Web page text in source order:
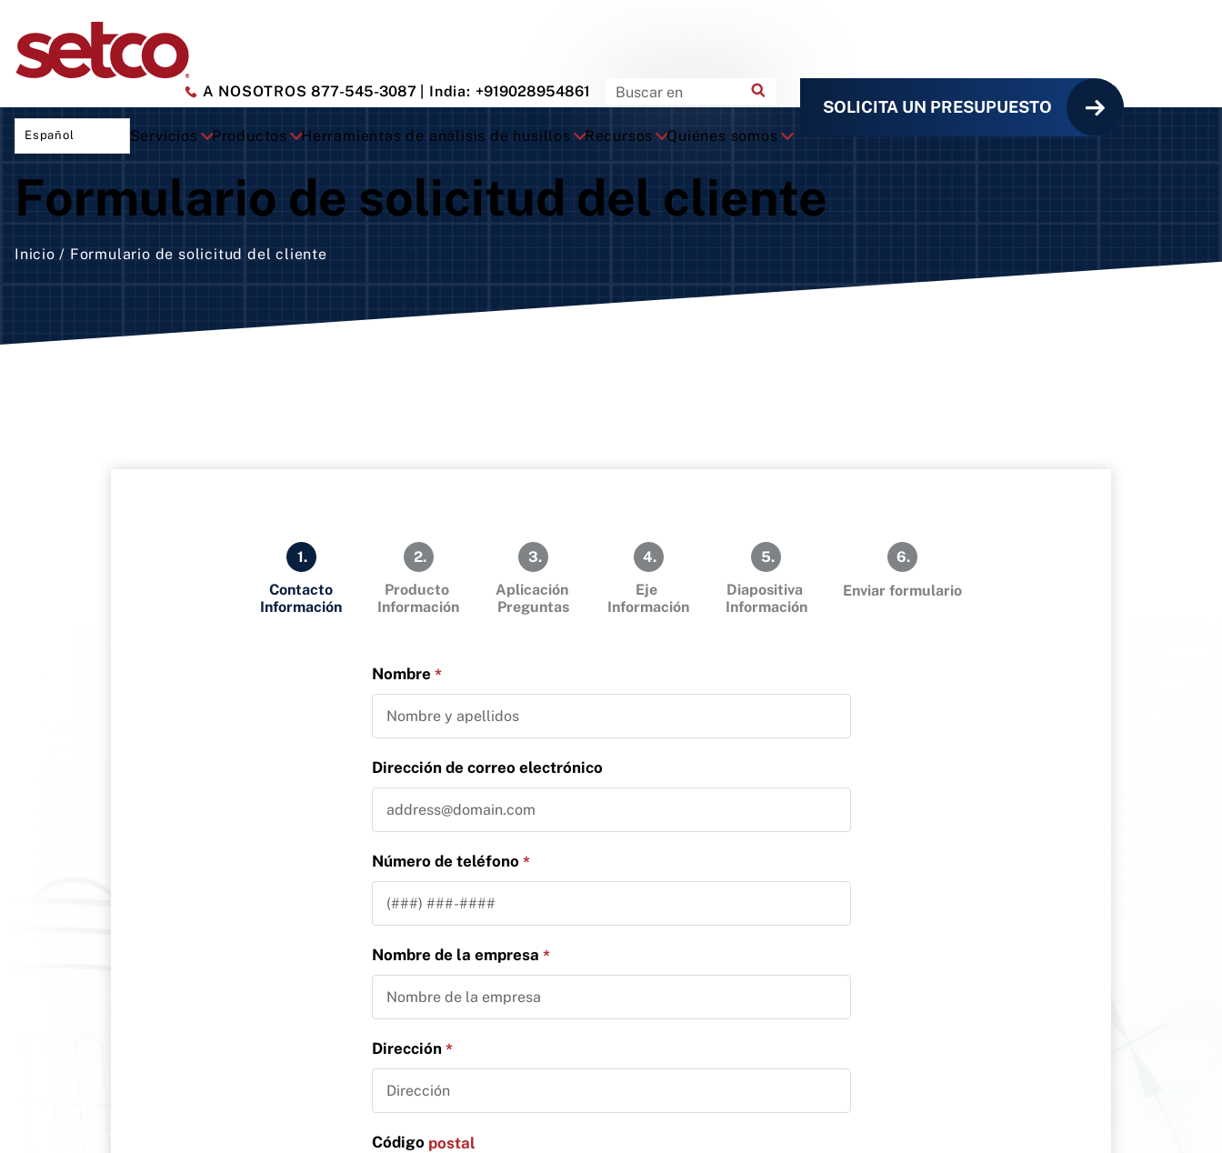
A NOSOTROS877-545-3087 | India: +919028954861
Español Servicios Productos
Transmisión por
correa
Motor de
Motorizado (motor
interno)
Engranaje paralelo
Herramientas de análisis de husillos Recursos Quiénes somos
SOLICITA UN PRESUPUESTO
Formulario de solicitud del cliente
Inicio Formulario de solicitud del cliente
1.
Contacto
Información
2.
Producto
Información
3.
Aplicación
Preguntas
4.
Eje
Información
5.
Diapositiva
Información
6.
Enviar formulario
Nombre *
Dirección de correo electrónico
Número de teléfono *
Nombre de la empresa *
Dirección *
Código postal